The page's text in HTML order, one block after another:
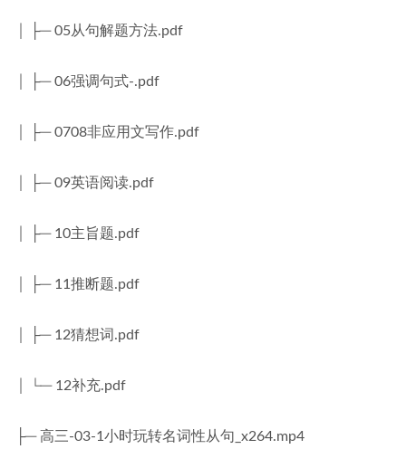
│ ├─ 05从句解题方法.pdf
│ ├─ 06强调句式-.pdf
│ ├─ 0708非应用文写作.pdf
│ ├─ 09英语阅读.pdf
│ ├─ 10主旨题.pdf
│ ├─ 11推断题.pdf
│ ├─ 12猜想词.pdf
│ └─ 12补充.pdf
├─ 高三-03-1小时玩转名词性从句_x264.mp4